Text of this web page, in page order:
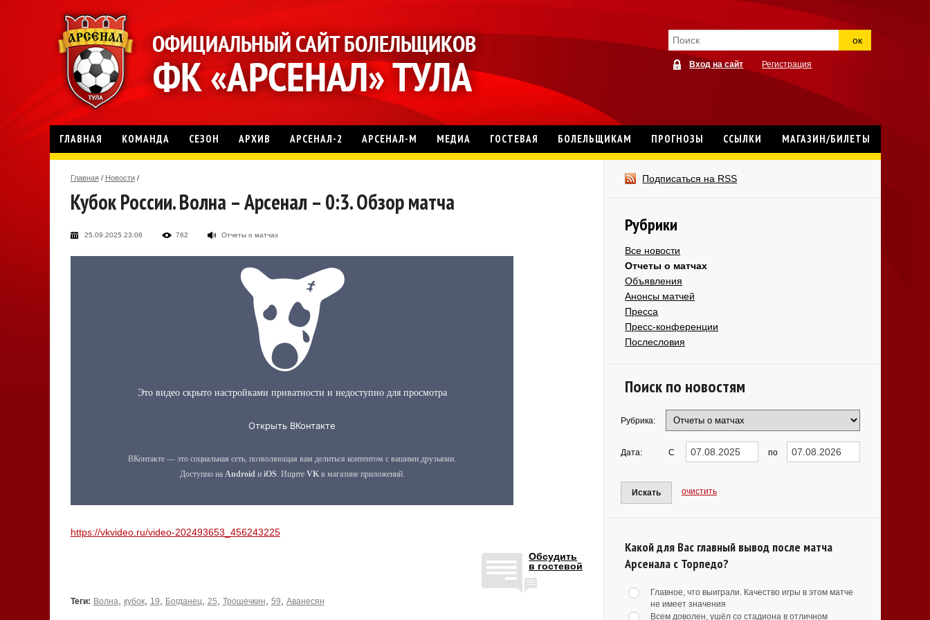
ок
Вход на сайт Регистрация
ГЛАВНАЯ КОМАНДА СЕЗОН АРХИВ АРСЕНАЛ-2 АРСЕНАЛ-М МЕДИА ГОСТЕВАЯ БОЛЕЛЬЩИКАМ ПРОГНОЗЫ ССЫЛКИ МАГАЗИН/БИЛЕТЫ
Главная / Новости /
Кубок России. Волна – Арсенал – 0:3. Обзор матча
25.09.2025 23:08 762 Отчеты о матчах
https://vkvideo.ru/video-202493653_456243225
Обсудить
в гостевой
Теги: Волна, кубок, 19, Богданец, 25, Трошечкин, 59, Аванесян
Подписаться на RSS
Рубрики
Все новости
Отчеты о матчах
Объявления
Анонсы матчей
Пресса
Пресс-конференции
Послесловия
Поиск по новостям
Рубрика:
Дата: С по
Искать очистить
Какой для Вас главный вывод после матча
Арсенала с Торпедо?
Главное, что выиграли. Качество игры в этом матче
не имеет значения
Всем доволен, ушёл со стадиона в отличном